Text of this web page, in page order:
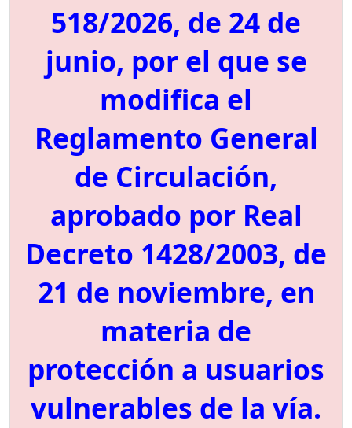
518/2026, de 24 de
junio, por el que se
modifica el
Reglamento General
de Circulación,
aprobado por Real
Decreto 1428/2003, de
21 de noviembre, en
materia de
protección a usuarios
vulnerables de la vía.